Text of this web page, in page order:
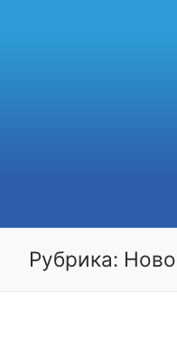
Рубрика: